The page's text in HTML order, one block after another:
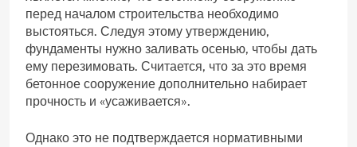
перед началом строительства необходимо
выстояться. Следуя этому утверждению,
фундаменты нужно заливать осенью, чтобы дать
ему перезимовать. Считается, что за это время
бетонное сооружение дополнительно набирает
прочность и «усаживается».
Однако это не подтверждается нормативными